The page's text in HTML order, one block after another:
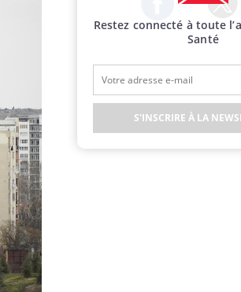
Facebook
Restez connecté à toute
Santé
S'INSCRIRE À LA